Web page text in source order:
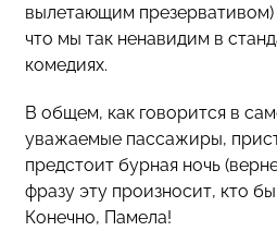
вылетающим презервативом)
что мы так ненавидим в
комедиях.
В общем, как говорится в
уважаемые пассажиры,
предстоит бурная ночь
фразу эту произносит, кто
Конечно, Памела!